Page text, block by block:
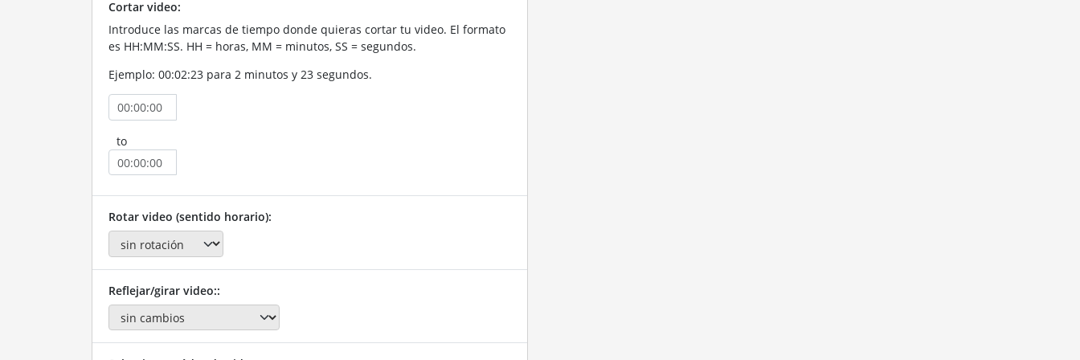
Cortar video:
Introduce las marcas de tiempo donde quieras cortar tu video. El formato
es HH:MM:SS. HH = horas, MM = minutos, SS = segundos.
Ejemplo: 00:02:23 para 2 minutos y 23 segundos.
to
Rotar video (sentido horario):
Reflejar/girar video::